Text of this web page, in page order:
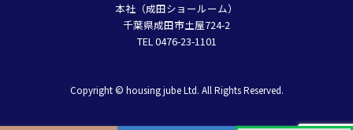
本社（成田ショールーム）
千葉県成田市土屋724-2
TEL 0476-23-1101
Copyright © housing jube Ltd. All Rights Reserved.